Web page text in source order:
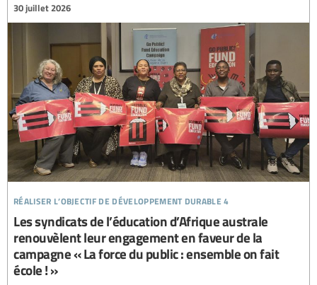
réaliser l’objectif de développement durable 4
30 juillet 2026
Les syndicats de l’éducation d’Afrique australe
renouvèlent leur engagement en faveur de la
campagne « La force du public : ensemble on fait
école ! »